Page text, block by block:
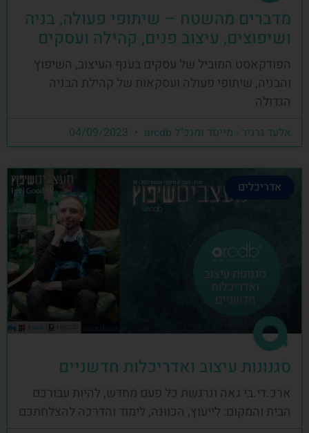
מדברים מהשטח – שיתופי פעולה, בניה
ושיפוצים, עיצוב פנים, קהילה ועסקים
הפודקאסט המוביל של עסקים בענף העיצוב, השיפוץ
והבניה, שיתופי פעולה ועסקאות של קהילת הבניה
הגדולה
אלעד גרגיר - מייסד ומנכ"ל arcdb
אדריכלים
סגנונות עיצוב ואדריכלות חדשניים
ארכ.די.בי גאה ונרגשת כל פעם מחדש, להיות עבורכם
הבית והמקום: לייעוץ, הכוונה, לימוד והדרכה להצלחתכם